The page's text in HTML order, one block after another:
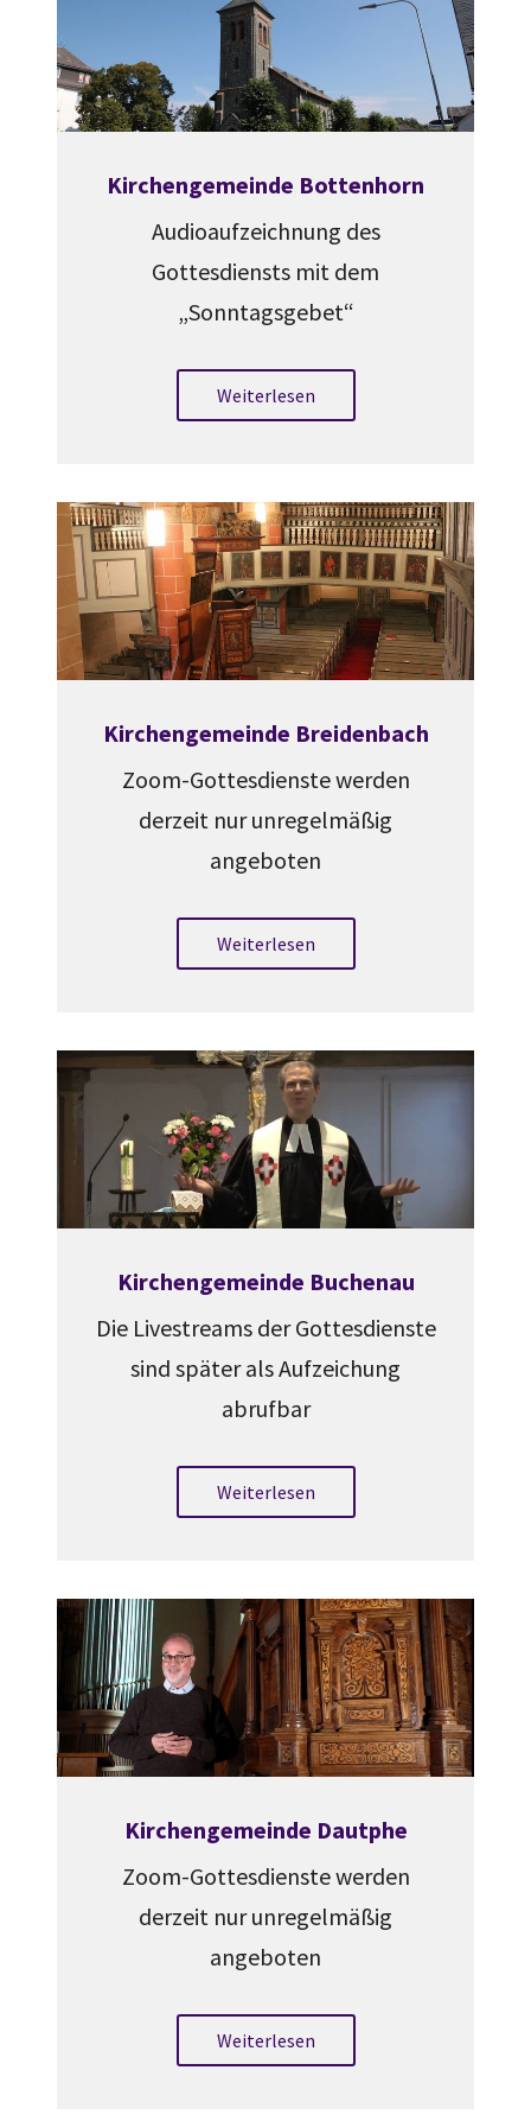
Kirchengemeinde Bottenhorn
Audioaufzeichnung des
Gottesdiensts mit dem
„Sonntagsgebet“
Weiterlesen
Kirchengemeinde Breidenbach
Zoom-Gottesdienste werden
derzeit nur unregelmäßig
angeboten
Weiterlesen
Kirchengemeinde Buchenau
Die Livestreams der Gottesdienste
sind später als Aufzeichung
abrufbar
Weiterlesen
Kirchengemeinde Dautphe
Zoom-Gottesdienste werden
derzeit nur unregelmäßig
angeboten
Weiterlesen